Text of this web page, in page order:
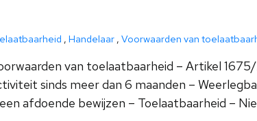
, Handelaar, Voorwaarden van
van toelaatbaarheid – Artikel
sinds meer dan 6 maanden –
afdoende bewijzen – Toelaatbaarheid –